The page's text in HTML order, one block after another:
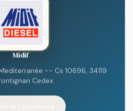
Midif
-- Cs 10696, 34119
Cedex